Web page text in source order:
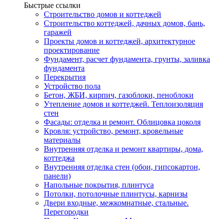
Быстрые ссылки
Строительство домов и коттеджей
Строительство коттеджей, дачных домов, бань,
гаражей
Проекты домов и коттеджей, архитектурное
проектирование
Фундамент, расчет фундамента, грунты, заливка
фундамента
Перекрытия
Устройство пола
Бетон, ЖБИ, кирпич, газоблоки, пеноблоки
Утепление домов и коттеджей. Теплоизоляция
стен
Фасады: отделка и ремонт. Облицовка цоколя
Кровля: устройство, ремонт, кровельные
материалы
Внутренняя отделка и ремонт квартиры, дома,
коттеджа
Внутренняя отделка стен (обои, гипсокартон,
панели)
Напольные покрытия, плинтуса
Потолки, потолочные плинтусы, карнизы
Двери входные, межкомнатные, стальные.
Перегородки